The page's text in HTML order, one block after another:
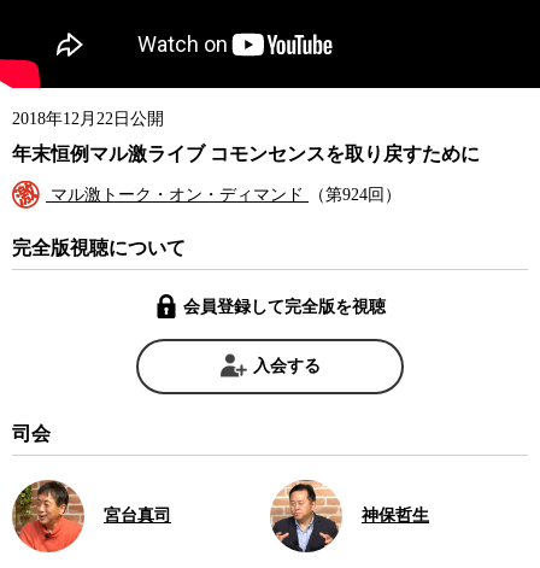
2018年12月22日公開
年末恒例マル激ライブ コモンセンスを取り戻すために
マル激トーク・オン・ディマンド （第924回）
完全版視聴について
会員登録して完全版を視聴
入会する
司会
宮台真司 神保哲生